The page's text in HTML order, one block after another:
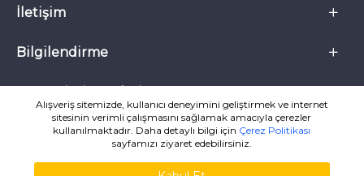
İletişim
Bilgilendirme
Alışveriş sitemizde, kullanıcı deneyimini geliştirmek ve internet
sitesinin verimli çalışmasını sağlamak amacıyla çerezler
kullanılmaktadır. Daha detaylı bilgi için Çerez Politikası
sayfamızı ziyaret edebilirsiniz.